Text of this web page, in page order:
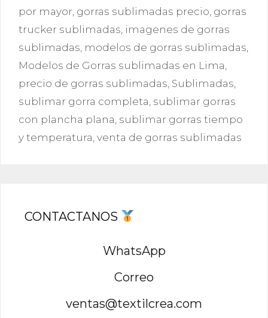
por mayor gorras sublimadas precio gorras
trucker sublimadas imagenes de gorras
sublimadas modelos de gorras sublimadas
Modelos de Gorras sublimadas en Lima
precio de gorras sublimadas Sublimadas
sublimar gorra completa sublimar gorras
con plancha plana sublimar gorras tiempo
y temperatura venta de gorras sublimadas
CONTACTANOS
WhatsApp
Correo
ventas@textilcrea.com